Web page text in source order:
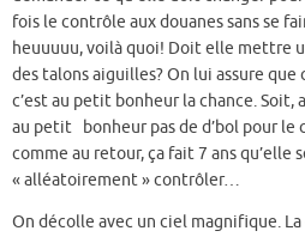
fois le contrôle aux douanes sans se
heuuuuu, voilà quoi! Doit elle mettre
des talons aiguilles? On lui assure que
c’est au petit bonheur la chance. Soit,
au petit bonheur pas de d’bol pour le
comme au retour, ça fait 7 ans
« alléatoirement » contrôler…
On décolle avec un ciel magnifique.